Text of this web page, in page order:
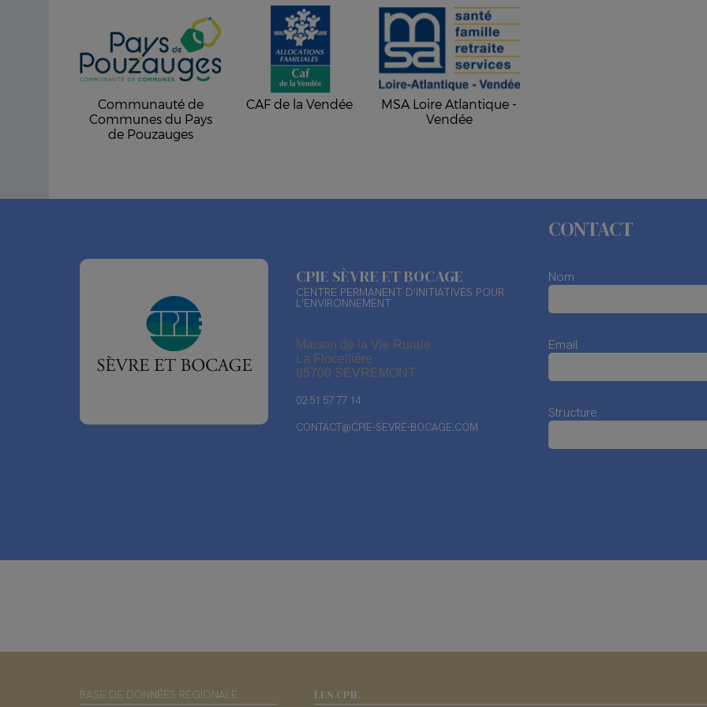
Communauté de
Communes du Pays
de Pouzauges
CAF de la Vendée
MSA Loire Atlantique -
Vendée
CPIE SÈVRE ET BOCAGE
CENTRE PERMANENT D'INITIATIVES POUR
L'ENVIRONNEMENT
Maison de la Vie Rurale
La Flocellière
85700 SEVREMONT
02 51 57 77 14
CONTACT@CPIE-SEVRE-BOCAGE.COM
CONTACT
Nom
Email
Structure
BASE DE DONNÉES RÉGIONALE LES CPIE